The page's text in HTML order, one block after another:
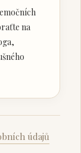
na
údajů